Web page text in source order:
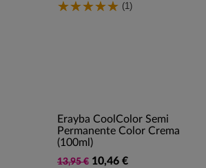
(1)
Erayba CoolColor Semi
Permanente Color Crema
(100ml)
13,95 € 10,46 €